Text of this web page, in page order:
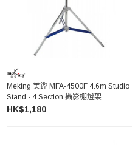
Meking 美鏗 MFA-4500F 4.6m Studio
Stand - 4 Section 攝影棚燈架
HK$1,180